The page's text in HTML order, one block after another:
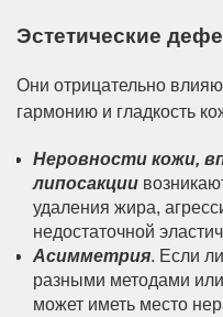
Эстетические
Они отрицательно
гармонию и гладкость
Неровности кожи,
липосакции
удаления жира,
недостаточной
Асимметрия. Если
разными методами
может иметь место